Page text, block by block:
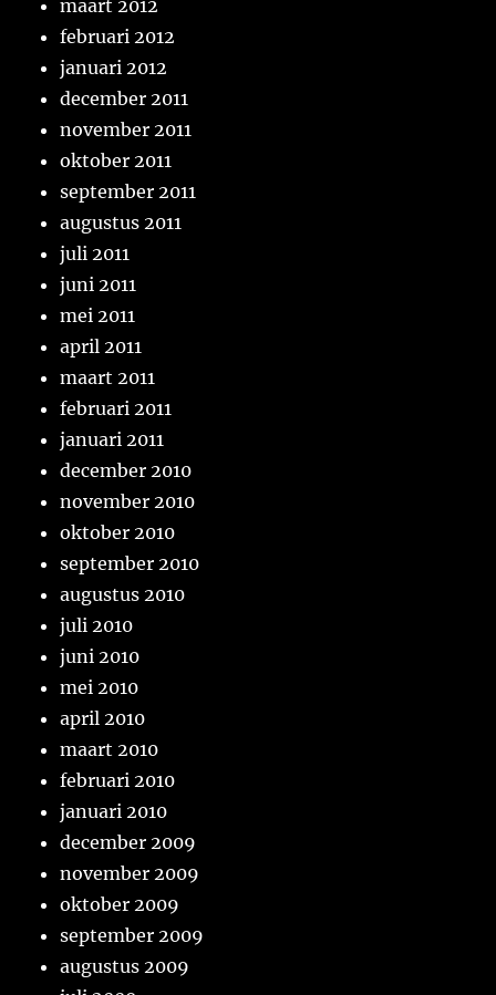
maart 2012
februari 2012
januari 2012
december 2011
november 2011
oktober 2011
september 2011
augustus 2011
juli 2011
juni 2011
mei 2011
april 2011
maart 2011
februari 2011
januari 2011
december 2010
november 2010
oktober 2010
september 2010
augustus 2010
juli 2010
juni 2010
mei 2010
april 2010
maart 2010
februari 2010
januari 2010
december 2009
november 2009
oktober 2009
september 2009
augustus 2009